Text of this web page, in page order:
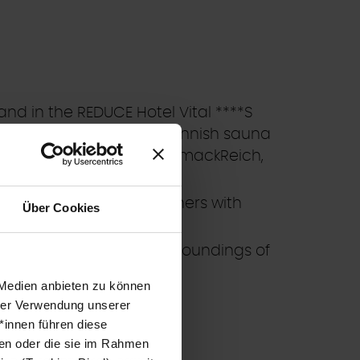
Über Cookies
anbieten zu können
Verwendung unserer
führen diese
oder die sie im Rahmen
in the REDUCE Hotel Vital ****S
bath, bio sauna, Finnish sauna
DuftReich, GeschmackReich,
reception; among others with
fitness room, etc.)
in the surroundings of